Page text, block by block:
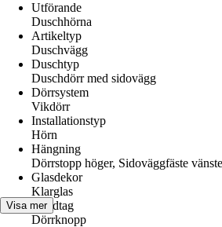
Utförande
Duschhörna
Artikeltyp
Duschvägg
Duschtyp
Duschdörr med sidovägg
Dörrsystem
Vikdörr
Installationstyp
Hörn
Hängning
Dörrstopp höger, Sidoväggfäste
Glasdekor
Klarglas
Handtag
Dörrknopp
Visa mer